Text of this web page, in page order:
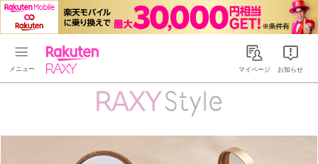
Rakuten RAXYマイページ お知らせ